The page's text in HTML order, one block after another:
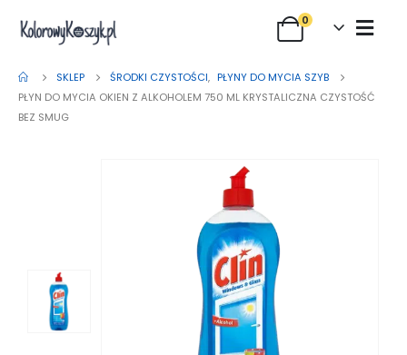
0
SKLEP ŚRODKI CZYSTOŚCI, PŁYNY DO MYCIA SZYB
PŁYN DO MYCIA OKIEN Z ALKOHOLEM 750 ML KRYSTALICZNA CZYSTOŚĆ
BEZ SMUG